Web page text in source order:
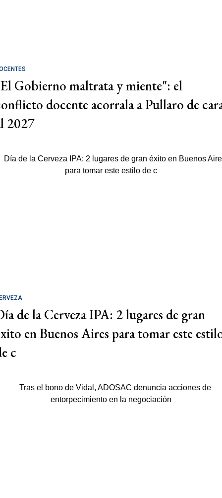
Gobierno maltrata y miente": el
docente acorrala a Pullaro de
2027
de la Cerveza IPA: 2 lugares de gran
en Buenos Aires para tomar este
c